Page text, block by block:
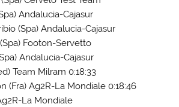
Andalucia-Cajasur
(Spa) Andalucia-Cajasur
Footon-Servetto
Andalucia-Cajasur
Team Milram 0:18:33
(Fra) Ag2R-La Mondiale 0:18:46
La Mondiale